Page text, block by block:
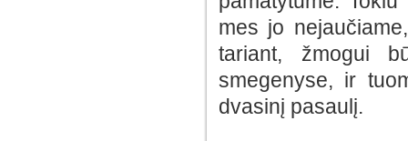
mes jo
tariant, žmogui
smegenyse, ir
dvasinį pasaulį.